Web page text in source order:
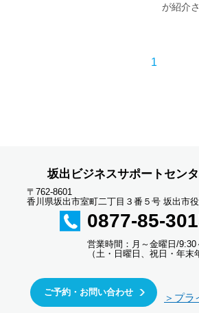
が紹介
1
坂出ビジネスサポートセン
〒762-8601
香川県坂出市室町二丁目３番５号 坂出市
0877-85-
営業時間：月～金曜日/9:30
（土・日曜日、祝日・年末
ご予約・お問い合わせ ＞プラ